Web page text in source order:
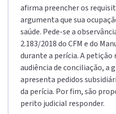
afirma preencher os
argumenta que sua
saúde. Pede-se a
2.183/2018 do CFM e do
durante a perícia. A petição
audiência de conciliação, a
apresenta pedidos
da perícia. Por fim, são
perito judicial responder.